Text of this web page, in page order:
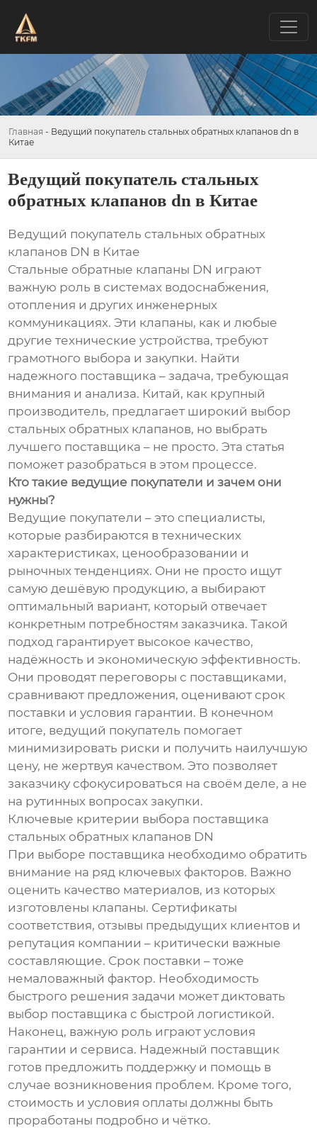
Главная - Ведущий покупатель стальных обратных клапанов dn в
Китае
Ведущий покупатель стальных
обратных клапанов dn в Китае
Ведущий покупатель стальных обратных
клапанов DN в Китае
Стальные обратные клапаны DN играют
важную роль в системах водоснабжения,
отопления и других инженерных
коммуникациях. Эти клапаны, как и любые
другие технические устройства, требуют
грамотного выбора и закупки. Найти
надежного поставщика – задача, требующая
внимания и анализа. Китай, как крупный
производитель, предлагает широкий выбор
стальных обратных клапанов, но выбрать
лучшего поставщика – не просто. Эта статья
поможет разобраться в этом процессе.
Кто такие ведущие покупатели и зачем они
нужны?
Ведущие покупатели – это специалисты,
которые разбираются в технических
характеристиках, ценообразовании и
рыночных тенденциях. Они не просто ищут
самую дешёвую продукцию, а выбирают
оптимальный вариант, который отвечает
конкретным потребностям заказчика. Такой
подход гарантирует высокое качество,
надёжность и экономическую эффективность.
Они проводят переговоры с поставщиками,
сравнивают предложения, оценивают срок
поставки и условия гарантии. В конечном
итоге, ведущий покупатель помогает
минимизировать риски и получить наилучшую
цену, не жертвуя качеством. Это позволяет
заказчику сфокусироваться на своём деле, а не
на рутинных вопросах закупки.
Ключевые критерии выбора поставщика
стальных обратных клапанов DN
При выборе поставщика необходимо обратить
внимание на ряд ключевых факторов. Важно
оценить качество материалов, из которых
изготовлены клапаны. Сертификаты
соответствия, отзывы предыдущих клиентов и
репутация компании – критически важные
составляющие. Срок поставки – тоже
немаловажный фактор. Необходимость
быстрого решения задачи может диктовать
выбор поставщика с быстрой логистикой.
Наконец, важную роль играют условия
гарантии и сервиса. Надежный поставщик
готов предложить поддержку и помощь в
случае возникновения проблем. Кроме того,
стоимость и условия оплаты должны быть
проработаны подробно и чётко.